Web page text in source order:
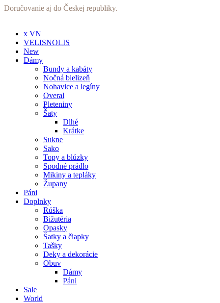
Preskočiť
Doručovanie aj do Českej republiky.
x VN
VELISNOLIS
New
Dámy
Bundy a kabáty
Nočná bielizeň
Nohavice a legíny
Overal
Pleteniny
Šaty
Dlhé
Krátke
Sukne
Sako
Topy a blúzky
Spodné prádlo
Mikiny a tepláky
Župany
Páni
Doplnky
Rúška
Bižutéria
Opasky
Šatky a čiapky
Tašky
Deky a dekorácie
Obuv
Dámy
Páni
Sale
World